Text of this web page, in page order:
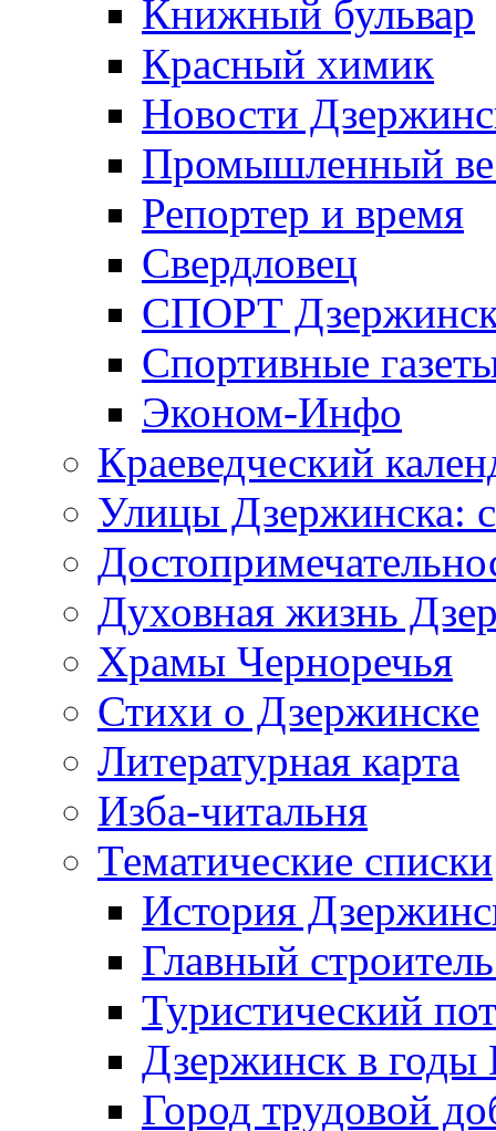
Книжный бульвар
Красный химик
Новости
Промышленный
Репортер и время
Свердловец
СПОРТ
Спортивные
Эконом-Инфо
Краеведческий
Улицы Дзержинска:
Духовная жизнь
Храмы Черноречья
Стихи о Дзержинске
Литературная карта
Изба-читальня
Тематические списки
История
Главный
Туристический
Дзержинск в
Город трудовой